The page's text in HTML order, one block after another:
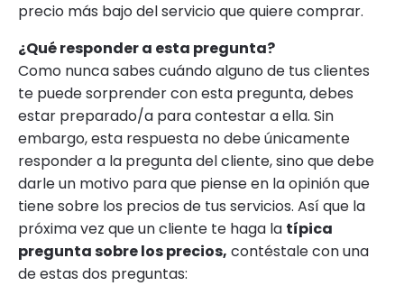
precio más bajo del servicio que quiere comprar.
¿Qué responder a esta pregunta?
Como nunca sabes cuándo alguno de tus clientes
te puede sorprender con esta pregunta, debes
estar preparado/a para contestar a ella. Sin
embargo, esta respuesta no debe únicamente
responder a la pregunta del cliente, sino que debe
darle un motivo para que piense en la opinión que
tiene sobre los precios de tus servicios. Así que la
próxima vez que un cliente te haga la típica
pregunta sobre los precios, contéstale con una
de estas dos preguntas: